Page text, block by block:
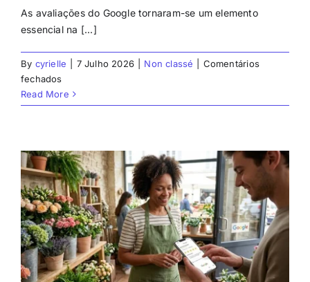
As avaliações do Google tornaram-se um elemento
essencial na [...]
By cyrielle 7 Julho 2026 Non classé
Comentários
fechadosem
Calculadora
de
Google:
estime
com
precisão
quantas
avaliações
você
precisa
para
Read More